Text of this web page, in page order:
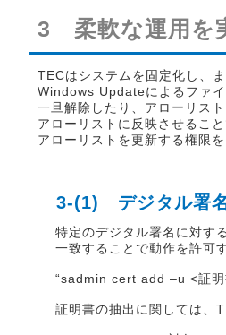
3 柔軟な運用を
TECはシステムを固定化し、
Windows Updateによるファ
一旦解除したり、アローリス
アローリストに反映させるこ
アローリストを更新する権限
3-(1) デジタル署名
特定のデジタル署名に対す
一致することで動作を許可
“sadmin cert add –u <証明
証明書の抽出に関しては、